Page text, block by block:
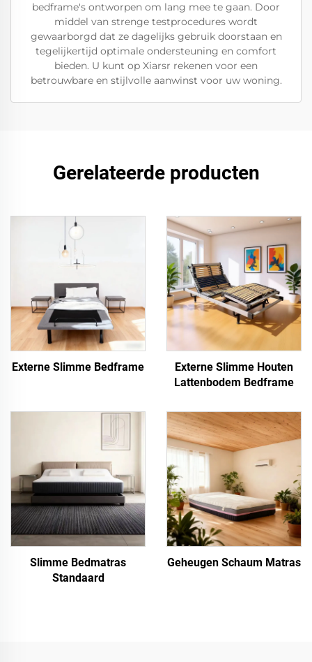
bedframe's ontworpen om lang mee te gaan. Door
middel van strenge testprocedures wordt
gewaarborgd dat ze dagelijks gebruik doorstaan en
tegelijkertijd optimale ondersteuning en comfort
bieden. U kunt op Xiarsr rekenen voor een
betrouwbare en stijlvolle aanwinst voor uw woning.
Gerelateerde producten
Externe Slimme Bedframe
Externe Slimme Houten
Lattenbodem Bedframe
Slimme Bedmatras
Standaard
Geheugen Schaum Matras